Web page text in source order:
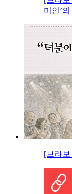
미인’의
[브라보